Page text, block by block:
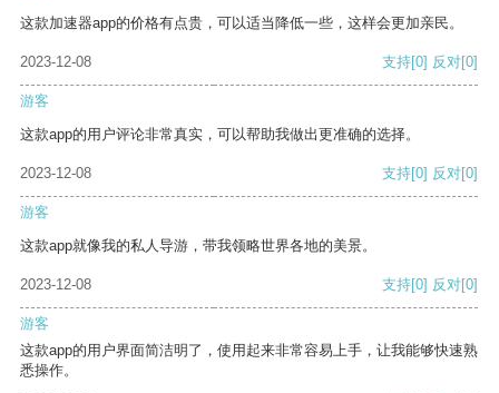
这款加速器app的价格有点贵，可以适当降低一些，这样会更加亲民。
2023-12-08 支持[0] 反对[0]
游客
这款app的用户评论非常真实，可以帮助我做出更准确的选择。
2023-12-08 支持[0] 反对[0]
游客
这款app就像我的私人导游，带我领略世界各地的美景。
2023-12-08 支持[0] 反对[0]
游客
这款app的用户界面简洁明了，使用起来非常容易上手，让我能够快速熟
悉操作。